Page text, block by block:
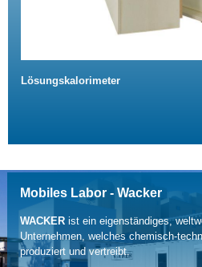
Lösungskalorimeter
Mobiles Labor - Wacker
WACKERist ein eigenständiges,
Unternehmen, welches chemisch-
produziert und vertreibt.